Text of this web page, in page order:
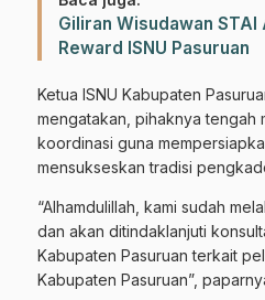
Giliran Wisudawan STAI
Reward ISNU Pasuruan
Ketua ISNU Kabupaten
mengatakan, pihaknya tengah
koordinasi guna
mensukseskan tradisi
“Alhamdulillah, kami sudah
dan akan ditindaklanjuti
Kabupaten Pasuruan terkait
Kabupaten Pasuruan”,